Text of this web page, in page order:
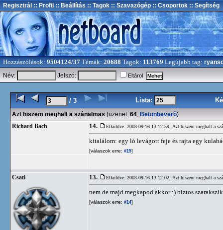
Regisztrál :: Profil :: Beállítás :: Tagok :: Szavazógép :: Csoportok :: Segítség
Hozzászólások: 9504124/37 Témák: 20688 Tagok: 113769 Legújabb tag:
Név:
Jelszó: Eltárol
/ 3 Lista:
Azt hiszem meghalt a szánalmas (üzenet: 64, Betonheverő)
Richard Bach 14. Elküldve: 2003-09-16 13:12:59, Azt hiszem meghalt a
kitalálom: egy ló levágott feje és rajta egy
[válaszok erre: #15]
Csati 13. Elküldve: 2003-09-16 13:12:02, Azt hiszem meghalt a
nem de majd megkapod akkor :) biztos
[válaszok erre: #14]